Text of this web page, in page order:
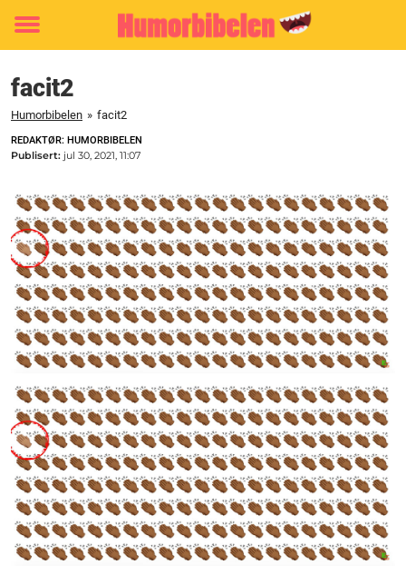
Toggle
facit2
Humorbibelen » facit2
REDAKTØR: HUMORBIBELEN
Publisert: jul 30, 2021, 11:07